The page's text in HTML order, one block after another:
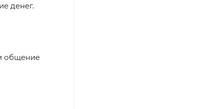
денег.
общение